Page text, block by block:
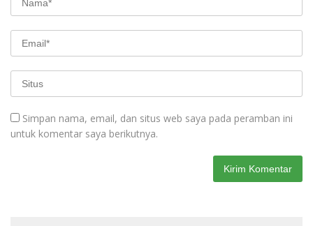
Simpan nama, email, dan situs web saya pada peramban ini
untuk komentar saya berikutnya.